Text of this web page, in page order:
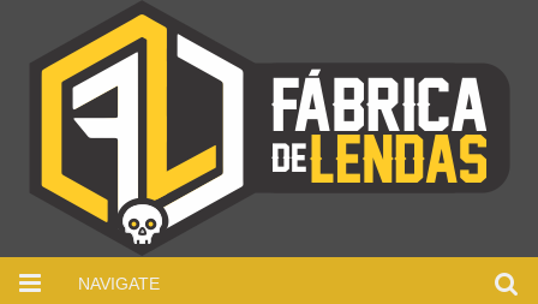
NAVIGATE